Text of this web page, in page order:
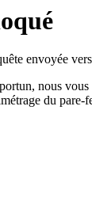
envoyée
nous
du pare-